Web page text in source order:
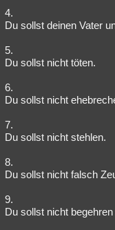
4.
Du sollst deinen Vater
5.
Du sollst nicht töten.
6.
Du sollst nicht
7.
Du sollst nicht stehlen.
8.
Du sollst nicht falsch
9.
Du sollst nicht